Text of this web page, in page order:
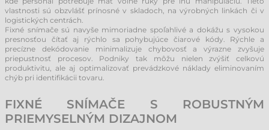
vlastnosti sú obzvlášť prínosné v skladoch, na výrobných linkách či v
logistických centrách.
Fixné snímače sú navyše mimoriadne spoľahlivé a dokážu s vysokou
presnosťou čítať aj rýchlo sa pohybujúce čiarové kódy. Rýchle a
precízne dekódovanie minimalizuje chybovosť a výrazne zvyšuje
priepustnosť procesov. Podniky tak môžu nielen zvýšiť celkovú
produktivitu, ale aj optimalizovať prevádzkové náklady eliminovaním
chýb pri identifikácii tovaru.
FIXNÉ SNÍMAČE S ROBUSTNÝM
PRIEMYSELNÝM DIZAJNOM